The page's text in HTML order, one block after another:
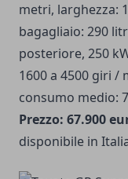
metri, larghezza:
bagagliaio: 290
posteriore, 250
1600 a 4500 giri /
consumo medio:
Prezzo: 67.900
disponibile in